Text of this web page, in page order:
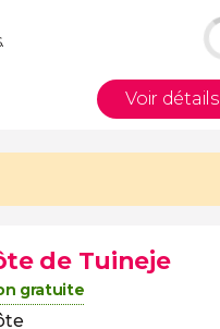
Voir détails
de Tuineje
gratuite